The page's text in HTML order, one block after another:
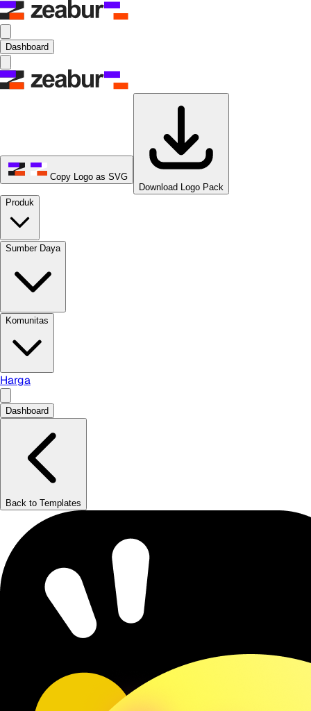
Dashboard
Copy Logo as SVG
Download Logo Pack
Produk
Sumber Daya
Komunitas
Harga
Dashboard
Back to Templates